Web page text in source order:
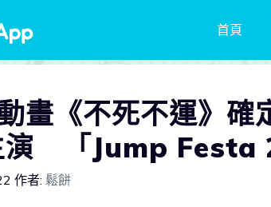
首頁
畫《不死不運》確
演 「Jump Festa
作者: 鬆餅